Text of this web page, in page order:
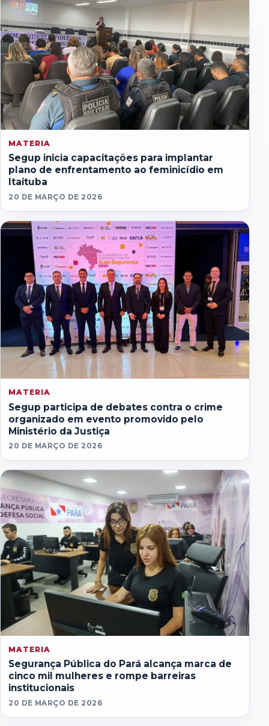
MATERIA
Segup inicia capacitações para implantar
plano de enfrentamento ao feminicídio em
Itaituba
20 DE MARÇO DE 2026
MATERIA
Segup participa de debates contra o crime
organizado em evento promovido pelo
Ministério da Justiça
20 DE MARÇO DE 2026
MATERIA
Segurança Pública do Pará alcança marca de
cinco mil mulheres e rompe barreiras
institucionais
20 DE MARÇO DE 2026